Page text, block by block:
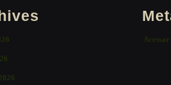
Acessar